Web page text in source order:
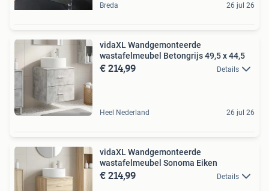
Breda 26 jul 26
vidaXL Wandgemonteerde
wastafelmeubel Betongrijs 49,5 x 44,5
€ 214,99 Details
Heel Nederland 26 jul 26
vidaXL Wandgemonteerde
wastafelmeubel Sonoma Eiken
€ 214,99 Details